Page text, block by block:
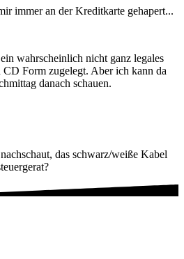
immer an der Kreditkarte gehapert...
wahrscheinlich nicht ganz legales
CD Form zugelegt. Aber ich kann da
danach schauen.
das schwarz/weiße Kabel